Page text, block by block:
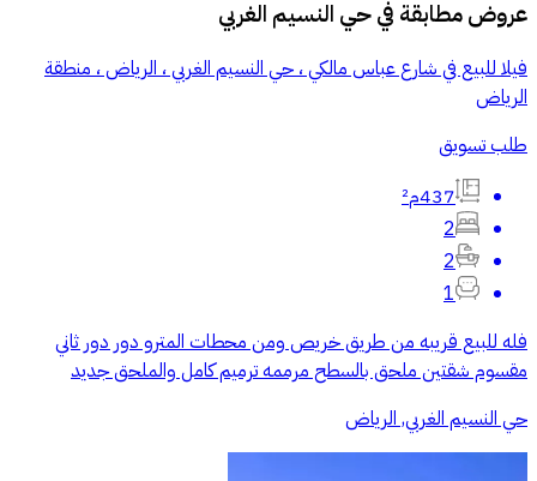
عروض مطابقة فيحي النسيم الغربي
فيلا للبيع في شارع عباس مالكي ، حي النسيم الغربي ، الرياض ، منطقة
الرياض
طلب تسويق
437م²
2
2
1
فله للبيع قريبه من طريق خريص ومن محطات المترو دور دور ثاني
مقسوم شقتين ملحق بالسطح مرممه ترميم كامل والملحق جديد
حي النسيم الغربي, الرياض